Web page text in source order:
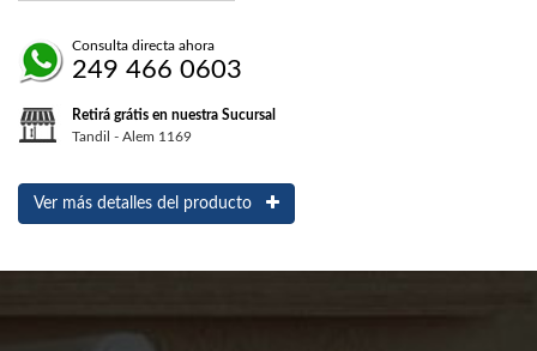
Consulta directa ahora
249 466 0603
Retirá grátis en nuestra Sucursal
Tandil - Alem 1169
Ver más detalles del producto